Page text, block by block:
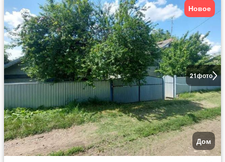
21фото
Новое
Дом